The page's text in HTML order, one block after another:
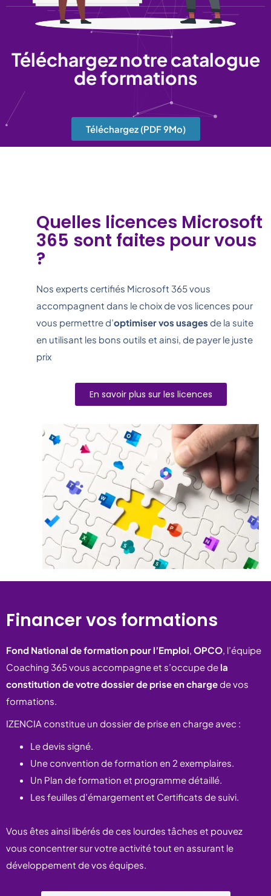
Téléchargez notre catalogue
de formations
Téléchargez (PDF 9Mo)
Quelles licences Microsoft
365 sont faites pour vous
?
Nos experts certifiés Microsoft 365 vous
accompagnent dans le choix de vos licences pour
vous permettre d’optimiser vos usages de la suite
en utilisant les bons outils et ainsi, de payer le juste
prix
En savoir plus sur les licences
Financer vos formations
Fond National de formation pour l’Emploi, OPCO, l’équipe
Coaching 365 vous accompagne et s’occupe de la
constitution de votre dossier de prise en chargede vos
formations.
IZENCIA constitue un dossier de prise en charge avec :
Le devis signé.
Une convention de formation en 2 exemplaires.
Un Plan de formation et programme détaillé.
Les feuilles d’émargement et Certificats de suivi.
Vous êtes ainsi libérés de ces lourdes tâches et pouvez
vous concentrer sur votre activité tout en assurant le
développement de vos équipes.